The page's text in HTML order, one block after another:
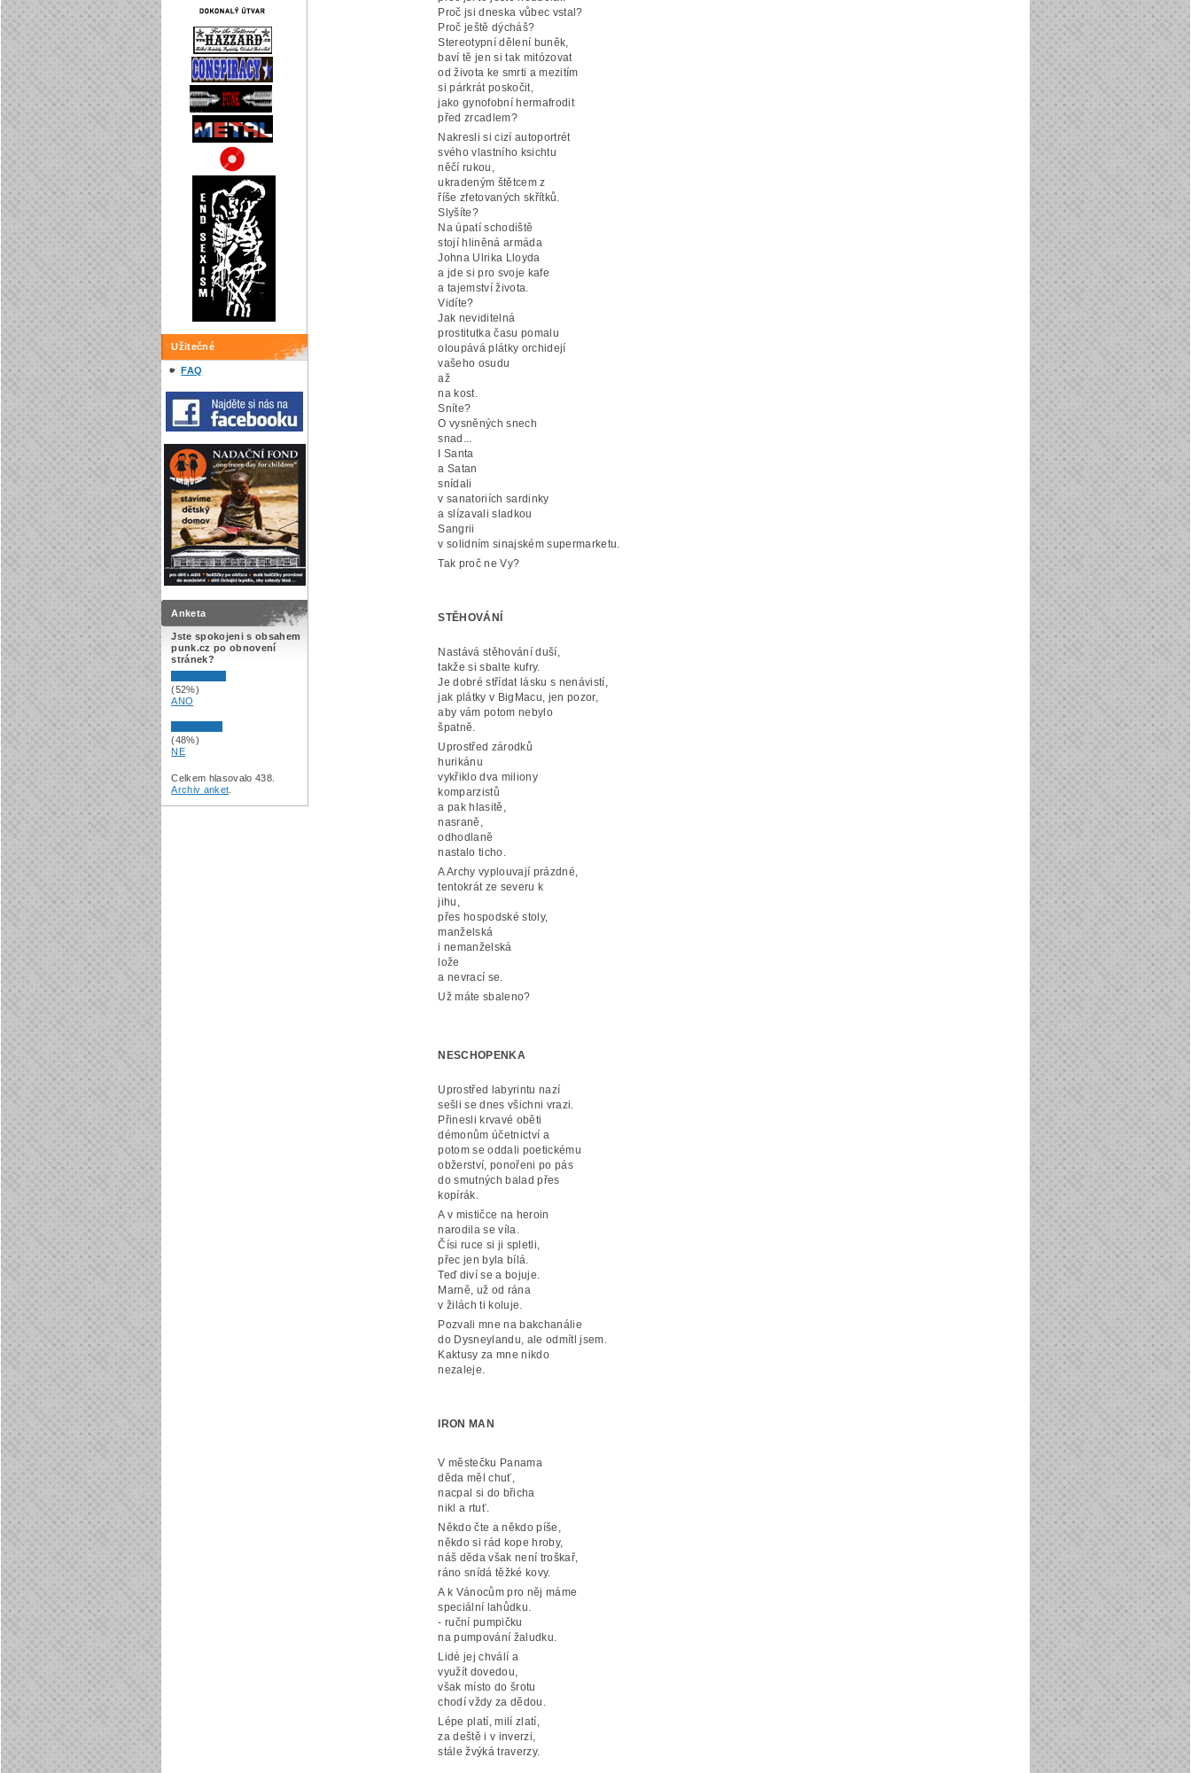
Užitečné
FAQ
Proč jsi dneska vůbec vstal?
Proč ještě dýcháš?
Stereotypní dělení buněk,
baví tě jen si tak mitózovat
od života ke smrti a mezitím
si párkrát poskočit,
jako gynofobní hermafrodit
před zrcadlem?
Nakresli si cizí autoportrét
svého vlastního ksichtu
něčí rukou,
ukradeným štětcem z
říše zfetovaných skřítků.
Slyšíte?
Na úpatí schodiště
stojí hliněná armáda
Johna Ulrika Lloyda
a jde si pro svoje kafe
a tajemství života.
Vidíte?
Jak neviditelná
prostitutka času pomalu
oloupává plátky orchidejí
vašeho osudu
až
na kost.
Sníte?
O vysněných snech
snad...
I Santa
a Satan
snídali
v sanatoriích sardinky
a slízavali sladkou
Sangrii
v solidním sinajském supermarketu.
Tak proč ne Vy?
STĚHOVÁNÍ
Nastává stěhování duší,
takže si sbalte kufry.
Je dobré střídat lásku s nenávistí,
jak plátky v BigMacu, jen pozor,
aby vám potom nebylo
špatně.
Uprostřed zárodků
hurikánu
vykřiklo dva miliony
komparzistů
a pak hlasitě,
nasraně,
odhodlaně
nastalo ticho.
A Archy vyplouvají prázdné,
tentokrát ze severu k
jihu,
přes hospodské stoly,
manželská
i nemanželská
lože
a nevrací se.
Už máte sbaleno?
NESCHOPENKA
Uprostřed labyrintu nazí
sešli se dnes všichni vrazi.
Přinesli krvavé oběti
démonům účetnictví a
potom se oddali poetickému
obžerství, ponořeni po pás
do smutných balad přes
kopírák.
A v mističce na heroin
narodila se víla.
Čísi ruce si ji spletli,
přec jen byla bílá.
Teď diví se a bojuje.
Marně, už od rána
v žilách ti koluje.
Pozvali mne na bakchanálie
do Dysneylandu, ale odmítl jsem.
Kaktusy za mne nikdo
nezaleje.
IRON MAN
V městečku Panama
děda měl chuť,
nacpal si do břicha
nikl a rtuť.
Někdo čte a někdo píše,
někdo si rád kope hroby,
náš děda však není troškař,
ráno snídá těžké kovy.
A k Vánocům pro něj máme
speciální lahůdku.
- ruční pumpičku
na pumpování žaludku.
Lidé jej chválí a
využít dovedou,
však místo do šrotu
chodí vždy za dědou.
Lépe platí, milí zlatí,
za deště i v inverzi,
stále žvýká traverzy.
Anketa
Jste spokojeni s obsahem
punk.cz po obnovení
stránek?
(52%)
ANO
(48%)
NE
Celkem hlasovalo 438.
Archiv anket